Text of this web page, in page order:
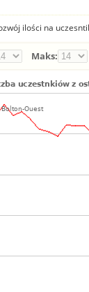
ilości na
Maks: